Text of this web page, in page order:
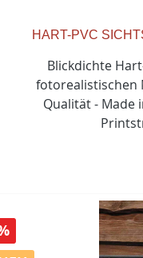
HART-PVC
Blickdichte
fotorealistischen
Qualität - Made